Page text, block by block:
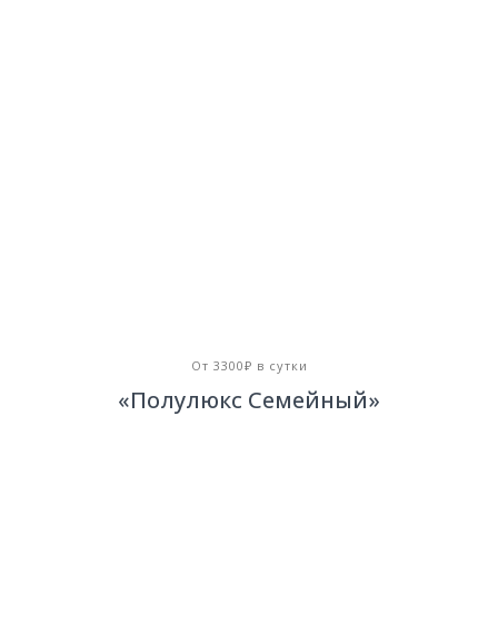
От 3300₽ в сутки
«Полулюкс Семейный»